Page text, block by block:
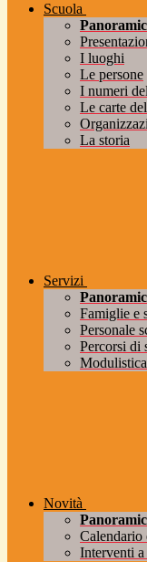
Scuola
I luoghi
Le persone
I numeri
Le carte
La storia
Servizi
Famiglie e
Personale
Percorsi di
Modulistica
Novità
Calendario
Interventi